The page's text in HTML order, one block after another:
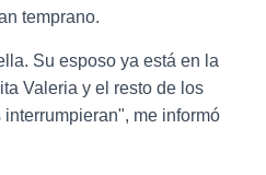
temprano.
Su esposo ya está en la
Valeria y el resto de los
me informó